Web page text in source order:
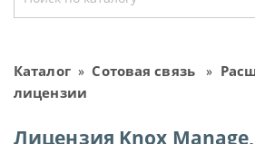
Каталог» Сотовая связь»
лицензии
Лицензия Knox